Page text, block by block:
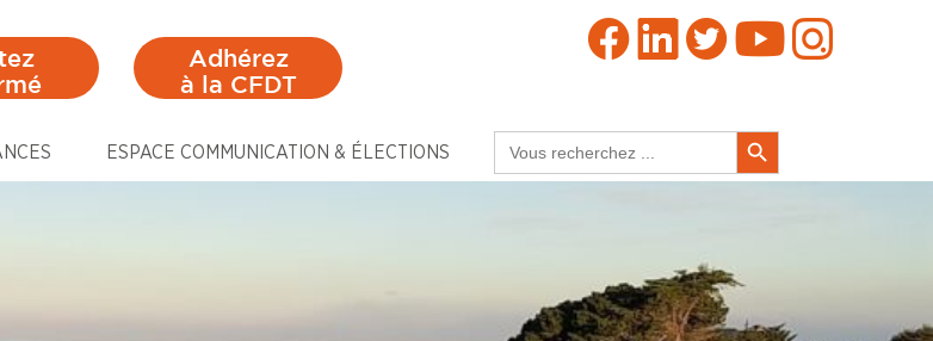
Adhérez
à la CFDT
ESPACE COMMUNICATION & ÉLECTIONS
for:
Search Button